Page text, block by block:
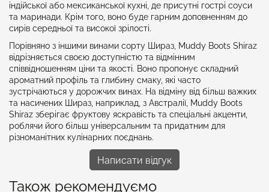
індійської або мексиканської кухні, де присутні гострі соуси
та маринади. Крім того, воно буде гарним доповненням до
сирів середньої та високої зрілості.
Порівняно з іншими винами сорту Шираз, Muddy Boots Shiraz
відрізняється своєю доступністю та відмінним
співвідношенням ціни та якості. Воно пропонує складний
ароматний профіль та глибину смаку, які часто
зустрічаються у дорожчих винах. На відміну від більш важких
та насичених Шираз, наприклад, з Австралії, Muddy Boots
Shiraz зберігає фруктову яскравість та спеціальні акценти,
роблячи його більш універсальним та придатним для
різноманітних кулінарних поєднань.
Написати відгук
Також рекомендуємо